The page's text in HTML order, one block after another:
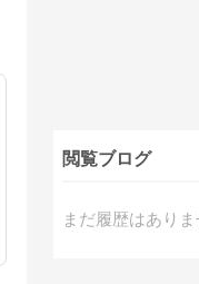
閲覧ブログ
まだ履歴はありま